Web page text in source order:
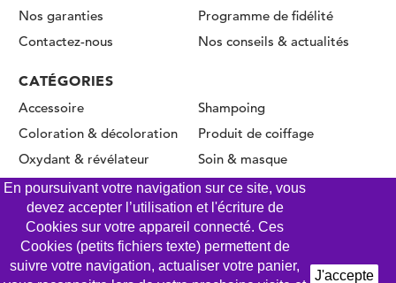
Nos garanties
Programme de fidélité
Contactez-nous
Nos conseils & actualités
CATÉGORIES
Accessoire
Coloration & décoloration
Oxydant & révélateur
Permanente & Lissage
Shampoing
Produit de coiffage
Soin & masque
En poursuivant votre navigation sur ce site, vous
devez accepter l’utilisation et l'écriture de
Cookies sur votre appareil connecté. Ces
Cookies (petits fichiers texte) permettent de
suivre votre navigation, actualiser votre panier,
J'accepte
© CLICK COIFFURE 2026 - Tous droits réservés